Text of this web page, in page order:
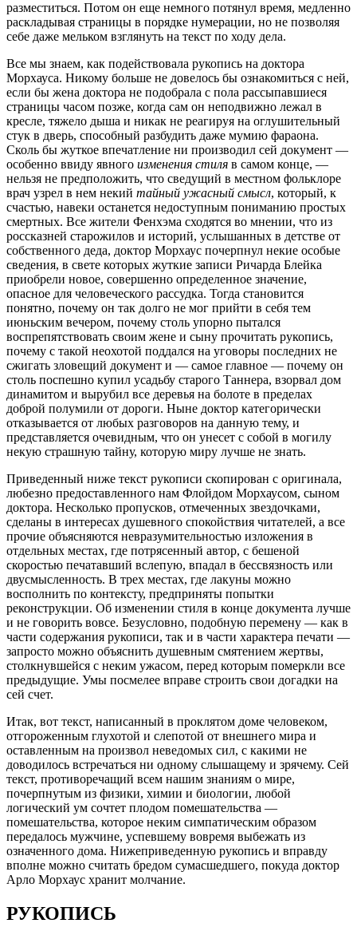
разместиться. Потом он еще немного потянул время, медленно
раскладывая страницы в порядке нумерации, но не позволяя
себе даже мельком взглянуть на текст по ходу дела.
Все мы знаем, как подействовала рукопись на доктора
Морхауса. Никому больше не довелось бы ознакомиться с ней,
если бы жена доктора не подобрала с пола рассыпавшиеся
страницы часом позже, когда сам он неподвижно лежал в
кресле, тяжело дыша и никак не реагируя на оглушительный
стук в дверь, способный разбудить даже мумию фараона.
Сколь бы жуткое впечатление ни производил сей документ —
особенно ввиду явного изменения стиля в самом конце, —
нельзя не предположить, что сведущий в местном фольклоре
врач узрел в нем некий тайный ужасный смысл, который, к
счастью, навеки останется недоступным пониманию простых
смертных. Все жители Фенхэма сходятся во мнении, что из
россказней старожилов и историй, услышанных в детстве от
собственного деда, доктор Морхаус почерпнул некие особые
сведения, в свете которых жуткие записи Ричарда Блейка
приобрели новое, совершенно определенное значение,
опасное для человеческого рассудка. Тогда становится
понятно, почему он так долго не мог прийти в себя тем
июньским вечером, почему столь упорно пытался
воспрепятствовать своим жене и сыну прочитать рукопись,
почему с такой неохотой поддался на уговоры последних не
сжигать зловещий документ и — самое главное — почему он
столь поспешно купил усадьбу старого Таннера, взорвал дом
динамитом и вырубил все деревья на болоте в пределах
доброй полумили от дороги. Ныне доктор категорически
отказывается от любых разговоров на данную тему, и
представляется очевидным, что он унесет с собой в могилу
некую страшную тайну, которую миру лучше не знать.
Приведенный ниже текст рукописи скопирован с оригинала,
любезно предоставленного нам Флойдом Морхаусом, сыном
доктора. Несколько пропусков, отмеченных звездочками,
сделаны в интересах душевного спокойствия читателей, а все
прочие объясняются невразумительностью изложения в
отдельных местах, где потрясенный автор, с бешеной
скоростью печатавший вслепую, впадал в бессвязность или
двусмысленность. В трех местах, где лакуны можно
восполнить по контексту, предприняты попытки
реконструкции. Об изменении стиля в конце документа лучше
и не говорить вовсе. Безусловно, подобную перемену — как в
части содержания рукописи, так и в части характера печати —
запросто можно объяснить душевным смятением жертвы,
столкнувшейся с неким ужасом, перед которым померкли все
предыдущие. Умы посмелее вправе строить свои догадки на
сей счет.
Итак, вот текст, написанный в проклятом доме человеком,
отгороженным глухотой и слепотой от внешнего мира и
оставленным на произвол неведомых сил, с какими не
доводилось встречаться ни одному слышащему и зрячему. Сей
текст, противоречащий всем нашим знаниям о мире,
почерпнутым из физики, химии и биологии, любой
логический ум сочтет плодом помешательства —
помешательства, которое неким симпатическим образом
передалось мужчине, успевшему вовремя выбежать из
означенного дома. Нижеприведенную рукопись и вправду
вполне можно считать бредом сумасшедшего, покуда доктор
Арло Морхаус хранит молчание.
РУКОПИСЬ